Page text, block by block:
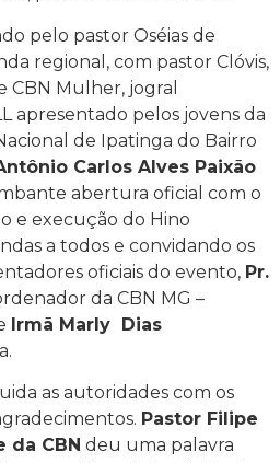
pelo pastor Oséias de
regional, com pastor Clóvis,
CBN Mulher, jogral
apresentado pelos jovens da
de Ipatinga do Bairro
Carlos Alves Paixão
abertura oficial com o
e execução do Hino
a todos e convidando os
oficiais do evento, Pr.
da CBN MG –
Irmã Marly Dias
as autoridades com os
Pastor Filipe
da CBN deu uma palavra